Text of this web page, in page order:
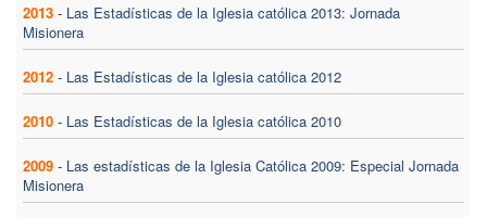
2013 - Las Estadísticas de la Iglesia católica 2013: Jornada
Misionera
2012 - Las Estadísticas de la Iglesia católica 2012
2010 - Las Estadísticas de la Iglesia católica 2010
2009 - Las estadísticas de la Iglesia Católica 2009: Especial Jornada
Misionera